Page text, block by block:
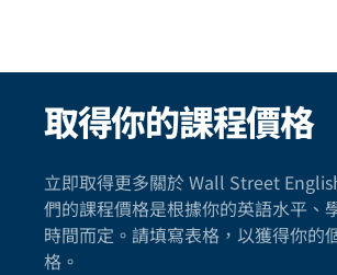
取得你的課程價格
立即取得更多關於 Wall Street
們的課程價格是根據你的英語水平、
時間而定。請填寫表格，以獲得你的
格。